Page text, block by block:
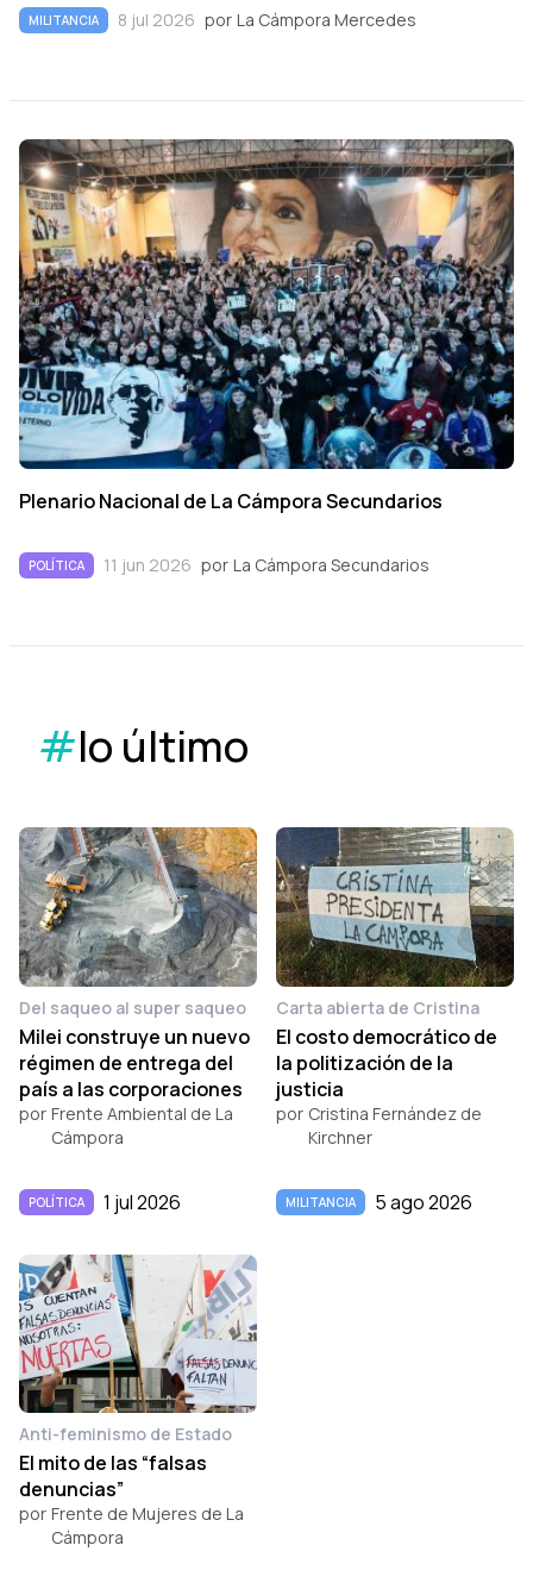
MILITANCIA 8 jul 2026 por La Cámpora Mercedes
Plenario Nacional de La Cámpora Secundarios
POLÍTICA 11 jun 2026 por La Cámpora Secundarios
#lo último
Del saqueo al super saqueo
Milei construye un nuevo
régimen de entrega del
país a las corporaciones
por Frente Ambiental de La
Cámpora
POLÍTICA 1 jul 2026
Carta abierta de Cristina
El costo democrático de
la politización de la
justicia
por Cristina Fernández de
Kirchner
MILITANCIA 5 ago 2026
Anti-feminismo de Estado
El mito de las “falsas
denuncias”
por Frente de Mujeres de La
Cámpora